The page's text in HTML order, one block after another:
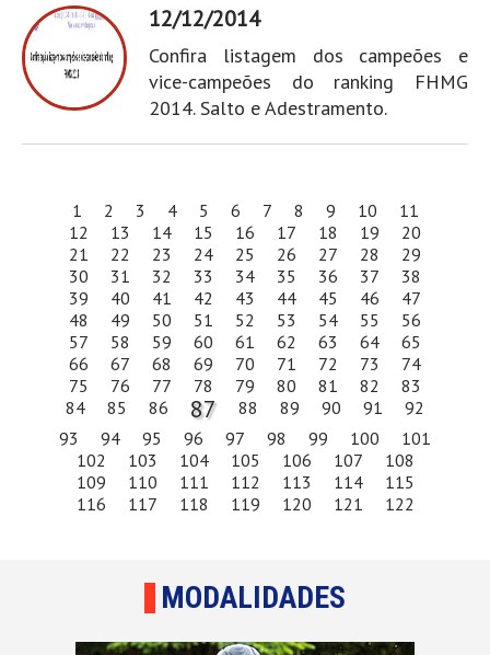
12/12/2014
Confira listagem dos campeões e
vice-campeões do ranking FHMG
2014. Salto e Adestramento.
1 2 3 4 5 6 7 8 9 10
11
12
13 14 15 16 17 18 19
20
21
22 23 24 25 26 27 28
29
30
31 32 33 34 35 36 37
38
39
40 41 42 43 44 45 46
47
48
49 50 51 52 53 54 55
56
57
58 59 60 61 62 63 64
65
66
67 68 69 70 71 72 73
74
75
76 77 78 79 80 81 82
83
84
85 86 87 88 89 90 91
92
93
94 95 96 97 98 99 100
101
102
103 104 105 106 107
108
109
110 111 112 113 114
115
116
117 118 119 120 121 122
MODALIDADES